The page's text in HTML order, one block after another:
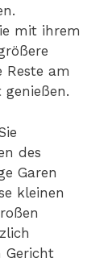
mit ihrem
Reste am
des
Garen
kleinen
Gericht